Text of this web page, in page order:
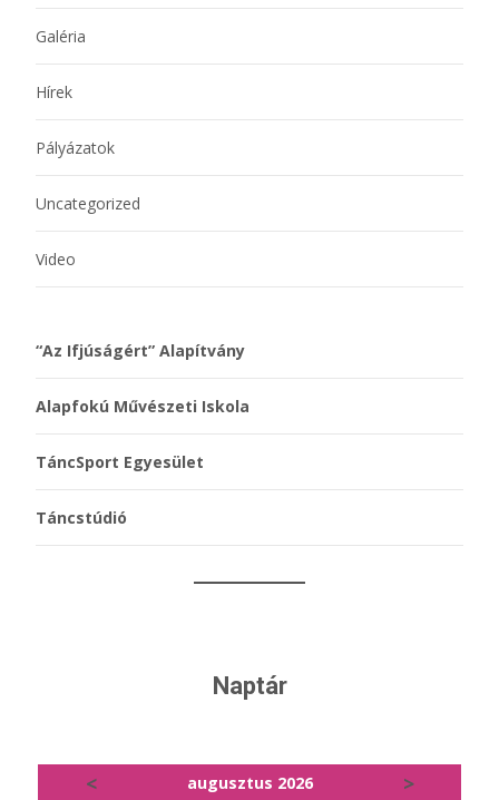
Galéria
Hírek
Pályázatok
Uncategorized
Video
“Az Ifjúságért” Alapítvány
Alapfokú Művészeti Iskola
TáncSport Egyesület
Táncstúdió
Naptár
< augusztus 2026 >